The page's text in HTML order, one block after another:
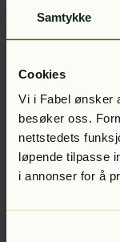
Samtykke
Cookies
Vi i Fabel ønsker
besøker oss.
nettstedets
løpende tilpasse
i annonser for å